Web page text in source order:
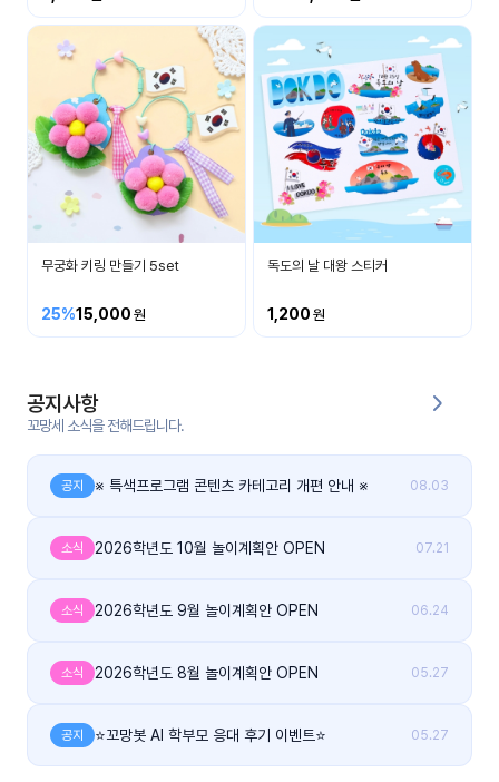
공지
이벤
트
우리
들의
후기
게시
그
무궁화 키링 만들기 5set
25%15,000
독도의 날 대왕 스티커
1,200
공지사항
꼬망세 소식을 전해드립니다.
공지 ※ 특색프로그램 콘텐츠 카테고리 개편 안내 ※ 08.03
소식 2026학년도 10월 놀이계획안 OPEN 07.21
소식 2026학년도 9월 놀이계획안 OPEN 06.24
소식 2026학년도 8월 놀이계획안 OPEN 05.27
공지 ⭐꼬망봇 AI 학부모 응대 후기 이벤트⭐ 05.27